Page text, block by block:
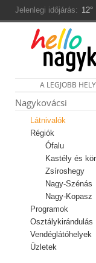
Jelenlegi időjárás: 12°
A LEGJOBB
Nagykovácsi
Látnivalók
Régiók
Ófalu
Kastély és
Zsíroshegy
Nagy-Szénás
Nagy-Kopasz
Programok
Osztálykirándulás
Vendéglátóhelyek
Üzletek